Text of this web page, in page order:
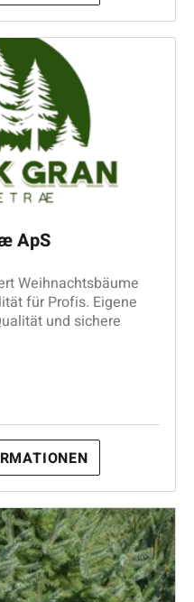
ApS
Weihnachtsbäume
für Profis. Eigene
und sichere